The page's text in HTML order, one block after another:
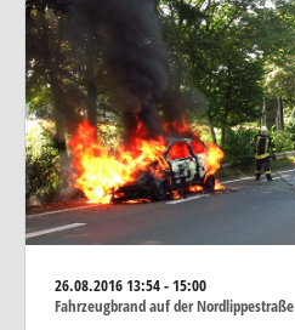
26.08.201613:54 - 15:00
Fahrzeugbrand auf der Nordlippestraße